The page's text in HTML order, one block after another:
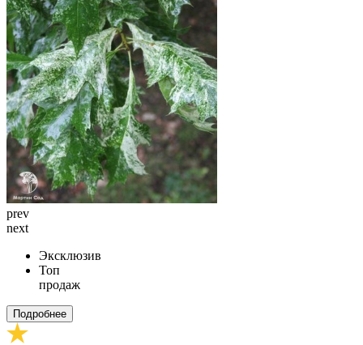
prev
next
Эксклюзив
Топ
продаж
Подробнее